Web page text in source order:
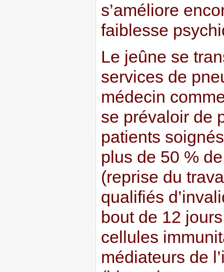
s’améliore
faiblesse
Le jeûne se
services de
médecin
se prévaloir de
patients
plus de 50 %
(reprise du
qualifiés
bout de 12
cellules
médiateurs de